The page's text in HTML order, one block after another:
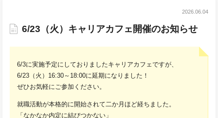
2026.06.04
6/23（火）キャリアカフェ開催のお知らせ
6/3に実施予定にしておりましたキャリアカフェですが、
6/23（火）16:30～18:00に延期になりました！
ぜひお気軽にご参加ください。
就職活動が本格的に開始されて二か月ほど経ちました。
「なかなか内定に結びつかない」